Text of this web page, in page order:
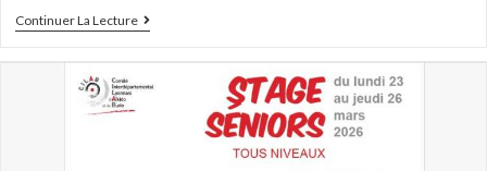
Continuer La Lecture